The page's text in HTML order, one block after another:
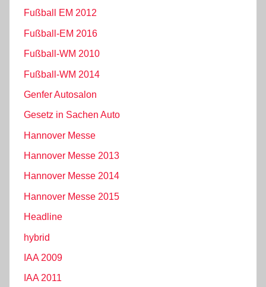
Fußball EM 2012
Fußball-EM 2016
Fußball-WM 2010
Fußball-WM 2014
Genfer Autosalon
Gesetz in Sachen Auto
Hannover Messe
Hannover Messe 2013
Hannover Messe 2014
Hannover Messe 2015
Headline
hybrid
IAA 2009
IAA 2011